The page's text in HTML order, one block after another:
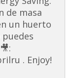
de masa
un huerto
. Enjoy!